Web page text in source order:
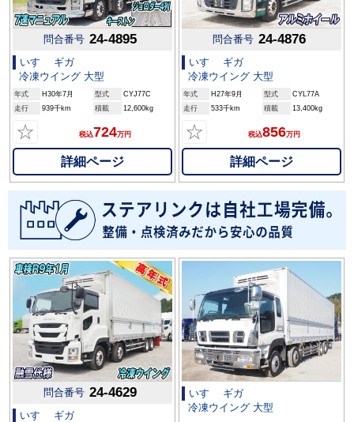
問合番号 24-4895
いすゞ ギガ
冷凍ウイング 大型
年式 H30年7月 型式
CYJ77C
走行
939千km 積載 12,600kg
☆ 税込724万円
詳細ページ
問合番号 24-4876
いすゞ ギガ
冷凍ウイング 大型
年式 H27年9月 型式
CYL77A
走行
533千km 積載 13,400kg
☆ 税込856万円
詳細ページ
問合番号 24-4629
いすゞ ギガ
いすゞ ギガ
冷凍ウイング 大型